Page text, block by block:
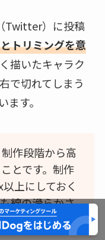
Twitter）に投稿
トリミングを意
描いたキャラク
で切れてしまう
す。
作段階から高
とです。制作
上にしておく
線の滑らかさ
ます。